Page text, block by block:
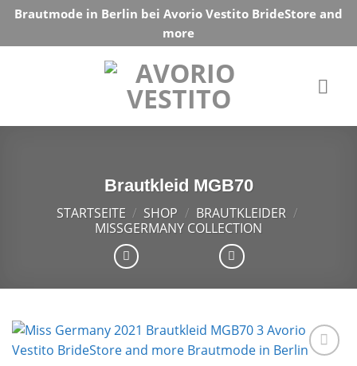
Skip
content
Brautmode in Berlin bei Avorio Vestito BrideStore and
more
Brautkleid MGB70
STARTSEITE / SHOP / BRAUTKLEIDER /
MISSGERMANY COLLECTION